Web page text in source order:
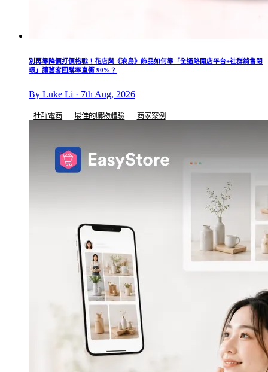
別再靠降價打價格戰！花店與《浪島》飾品如何靠「全通路開店平台+社群銷售閉
環」讓舊客回購率直衝 90%？
By Luke Li · 7th Aug, 2026
社群電商 最佳的購物體驗 商家案例